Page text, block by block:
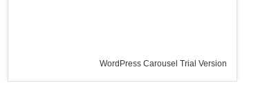
WordPress Carousel Trial Version